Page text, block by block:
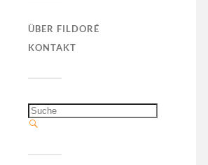
ÜBER FILDORÉ
KONTAKT